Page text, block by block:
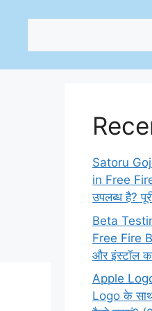
Satoru
in Free
उपलब्ध है?
Beta
Free Fire
और इंस्टॉल
Apple
Logo के